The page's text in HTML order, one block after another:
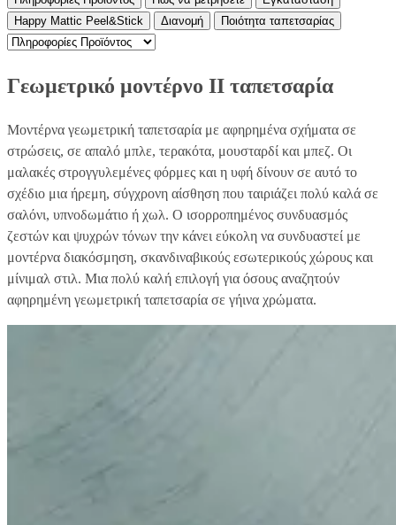
Happy Mattic Peel&Stick
Διανομή Ποιότητα ταπετσαρίας
Γεωμετρικό μοντέρνο II ταπετσαρία
Μοντέρνα γεωμετρική ταπετσαρία με αφηρημένα σχήματα σε
στρώσεις, σε απαλό μπλε, τερακότα, μουσταρδί και μπεζ. Οι
μαλακές στρογγυλεμένες φόρμες και η υφή δίνουν σε αυτό το
σχέδιο μια ήρεμη, σύγχρονη αίσθηση που ταιριάζει πολύ καλά σε
σαλόνι, υπνοδωμάτιο ή χωλ. Ο ισορροπημένος συνδυασμός
ζεστών και ψυχρών τόνων την κάνει εύκολη να συνδυαστεί με
μοντέρνα διακόσμηση, σκανδιναβικούς εσωτερικούς χώρους και
μίνιμαλ στιλ. Μια πολύ καλή επιλογή για όσους αναζητούν
αφηρημένη γεωμετρική ταπετσαρία σε γήινα χρώματα.